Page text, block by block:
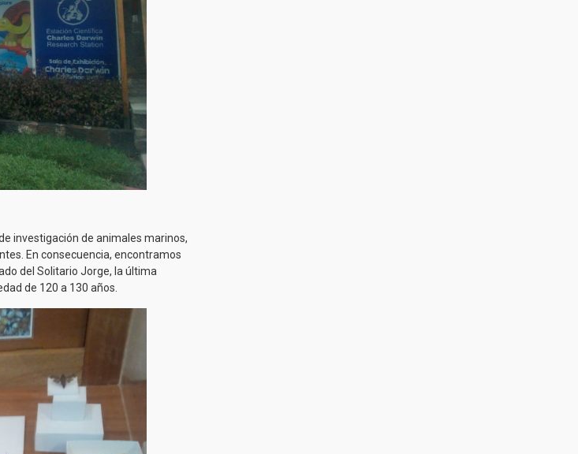
investigación de animales marinos,
En consecuencia, encontramos
del Solitario Jorge, la última
de 120 a 130 años.